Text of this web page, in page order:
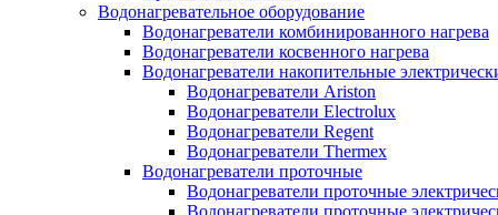
Водонагревательное оборудование
Водонагреватели комбинированного нагрева
Водонагреватели косвенного нагрева
Водонагреватели накопительные
Водонагреватели Ariston
Водонагреватели Electrolux
Водонагреватели Regent
Водонагреватели Thermex
Водонагреватели проточные
Водонагреватели проточные